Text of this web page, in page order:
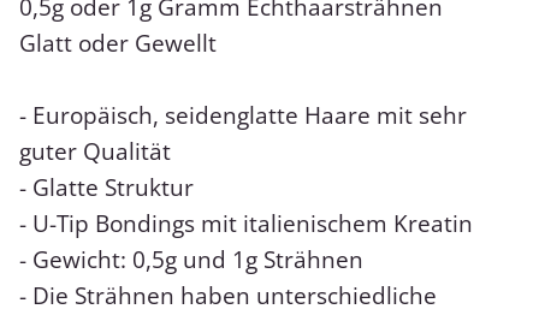
0,5g oder 1g Gramm Echthaarsträhnen
Glatt oder Gewellt
- Europäisch, seidenglatte Haare mit sehr
guter Qualität
- Glatte Struktur
- U-Tip Bondings mit italienischem Kreatin
- Gewicht: 0,5g und 1g Strähnen
- Die Strähnen haben unterschiedliche